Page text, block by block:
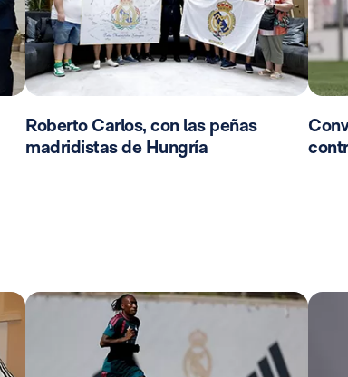
Roberto Carlos, con las peñas
madridistas de Hungría